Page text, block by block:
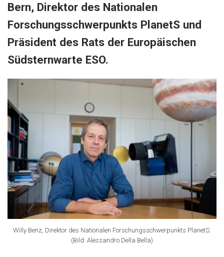
Bern, Direktor des Nationalen
Forschungsschwerpunkts PlanetS und
Präsident des Rats der Europäischen
Südsternwarte ESO.
Willy Benz, Direktor des Nationalen Forschungsschwerpunkts PlanetS.
(Bild: Alessandro Della Bella)